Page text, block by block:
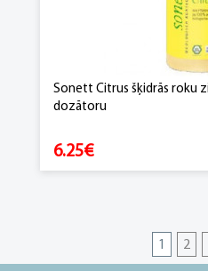
Sonett Citrus šķidrās roku
dozātoru
6.25€
1 2